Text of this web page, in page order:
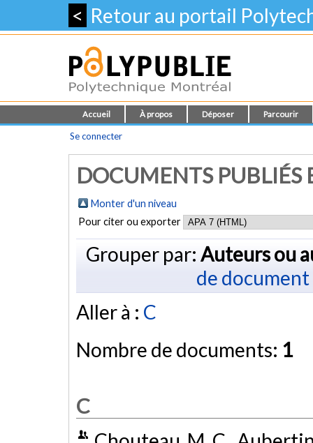
< Retour au portail
Accueil À propos Déposer Parcourir
Se connecter
DOCUMENTS PUBLIÉS
Monter d'un niveau
Pour citer ou exporter
Grouper par: Auteurs ou
de document
Aller à : C
Nombre de documents: 1
C